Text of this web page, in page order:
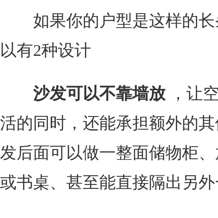
如果你的户型是这样的长
以有2种设计
沙发可以不靠墙放 ，让
活的同时，还能承担额外的
发后面可以做一整面储物柜
或书桌、甚至能直接隔出另